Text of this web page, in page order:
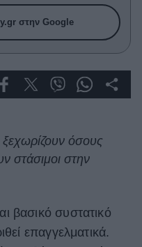
στην Google
όσους
στάσιμοι στην
βασικό συστατικό
επαγγελματικά.